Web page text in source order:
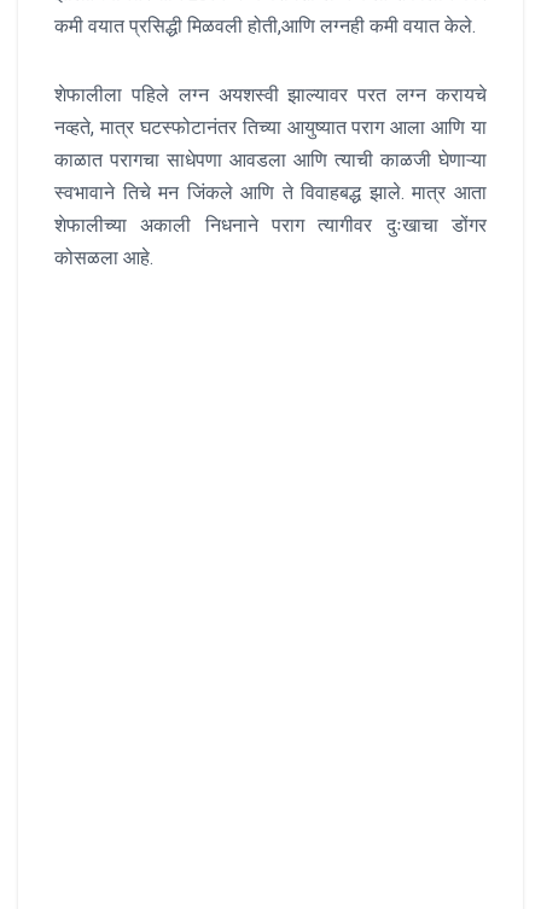
कमी वयात प्रसिद्धी मिळवली होती,आणि लग्नही कमी वयात केले.
शेफालीला पहिले लग्न अयशस्वी झाल्यावर परत लग्न करायचे
नव्हते, मात्र घटस्फोटानंतर तिच्या आयुष्यात पराग आला आणि या
काळात परागचा साधेपणा आवडला आणि त्याची काळजी घेणाऱ्या
स्वभावाने तिचे मन जिंकले आणि ते विवाहबद्ध झाले. मात्र आता
शेफालीच्या अकाली निधनाने पराग त्यागीवर दुःखाचा डोंगर
कोसळला आहे.